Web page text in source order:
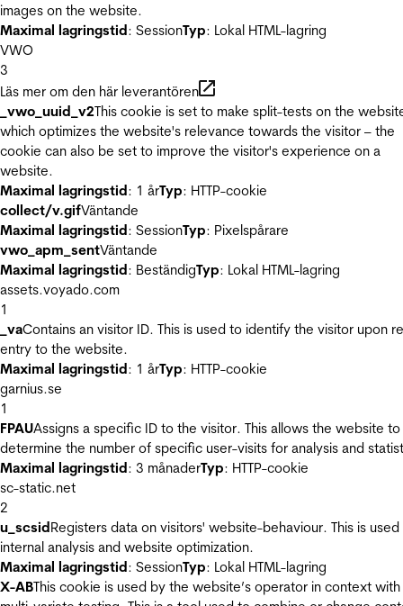
images on the website.
Maximal lagringstid: SessionTyp: Lokal HTML-lagring
VWO
3
Läs mer om den här leverantören
_vwo_uuid_v2This cookie is set to make split-tests on the
which optimizes the website's relevance towards the visitor – the
cookie can also be set to improve the visitor's experience on a
website.
Maximal lagringstid: 1 årTyp: HTTP-cookie
collect/v.gifVäntande
Maximal lagringstid: SessionTyp: Pixelspårare
vwo_apm_sentVäntande
Maximal lagringstid: BeständigTyp: Lokal HTML-lagring
assets.voyado.com
1
_vaContains an visitor ID. This is used to identify the visitor upon
entry to the website.
Maximal lagringstid: 1 årTyp: HTTP-cookie
garnius.se
1
FPAUAssigns a specific ID to the visitor. This allows the website to
determine the number of specific user-visits for analysis and
Maximal lagringstid: 3 månaderTyp: HTTP-cookie
sc-static.net
2
u_scsidRegisters data on visitors' website-behaviour. This is
internal analysis and website optimization.
Maximal lagringstid: SessionTyp: Lokal HTML-lagring
X-ABThis cookie is used by the website’s operator in context with